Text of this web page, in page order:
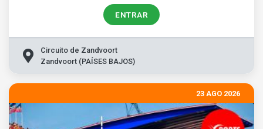
ENTRAR
Circuito de Zandvoort
Zandvoort (PAÍSES BAJOS)
23 AGO 2026